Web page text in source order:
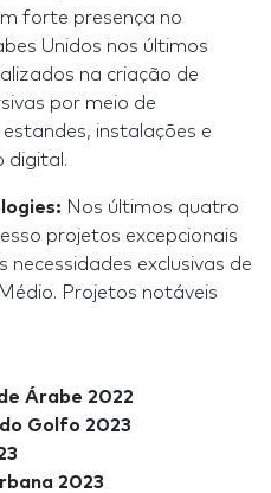
forte presença no
Unidos nos últimos
na criação de
por meio de
instalações e
digital.
Nos últimos quatro
projetos excepcionais
exclusivas de
Projetos notáveis
Árabe 2022
Golfo 2023
2023